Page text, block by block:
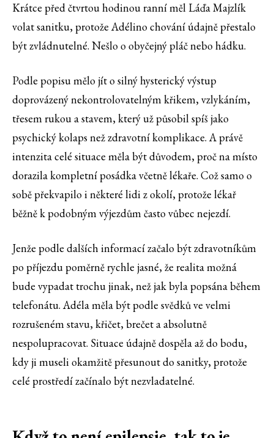
Krátce před čtvrtou hodinou ranní měl Láďa Majzlík
volat sanitku, protože Adélino chování údajně přestalo
být zvládnutelné. Nešlo o obyčejný pláč nebo hádku.
Podle popisu mělo jít o silný hysterický výstup
doprovázený nekontrolovatelným křikem, vzlykáním,
třesem rukou a stavem, který už působil spíš jako
psychický kolaps než zdravotní komplikace. A právě
intenzita celé situace měla být důvodem, proč na místo
dorazila kompletní posádka včetně lékaře. Což samo o
sobě překvapilo i některé lidi z okolí, protože lékař
běžně k podobným výjezdům často vůbec nejezdí.
Jenže podle dalších informací začalo být zdravotníkům
po příjezdu poměrně rychle jasné, že realita možná
bude vypadat trochu jinak, než jak byla popsána během
telefonátu. Adéla měla být podle svědků ve velmi
rozrušeném stavu, křičet, brečet a absolutně
nespolupracovat. Situace údajně dospěla až do bodu,
kdy ji museli okamžitě přesunout do sanitky, protože
celé prostředí začínalo být nezvladatelné.